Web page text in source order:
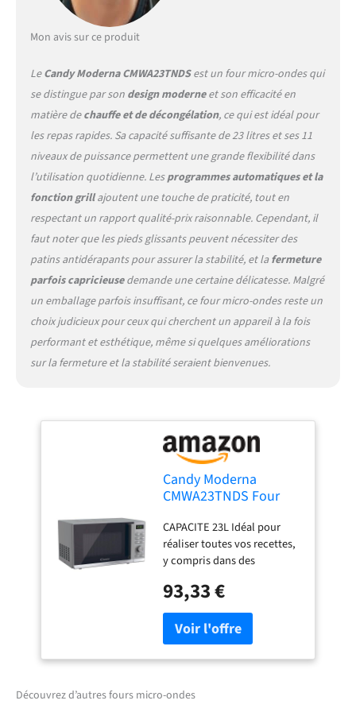
vous permettra de cuire de
plats
Mon avis sur ce produit
LeCandy Moderna CMWA23TNDSest un four micro-ondes qui
se distingue par son design moderneet son efficacité en
matière dechauffe et de décongélation, ce qui est idéal pour
les repas rapides. Sa capacité suffisante de 23 litres et ses 11
niveaux de puissance permettent une grande flexibilité dans
l’utilisation quotidienne. Lesprogrammes automatiques et la
fonction grillajoutent une touche de praticité, tout en
respectant un rapport qualité-prix raisonnable. Cependant, il
faut noter que les pieds glissants peuvent nécessiter des
patins antidérapants pour assurer la stabilité, et lafermeture
parfois capricieusedemande une certaine délicatesse. Malgré
un emballage parfois insuffisant, ce four micro-ondes reste un
choix judicieux pour ceux qui cherchent un appareil à la fois
performant et esthétique, même si quelques améliorations
sur la fermeture et la stabilité seraient bienvenues.
Candy Moderna
CMWA23TNDS Four
Digital, Fonction
Décongélation, 14
Menus Automatiques,
Plateau Tournant en
Verre, 11 Niveaux de
Puissance, Cuisson
Express, Sécurité
Enfant, Argent
CAPACITE 23L Idéal pour
réaliser toutes vos recettes,
y compris dans des
contenance
PROGRAMMATEUR DIGITAL
:Permet une plus grande
précision de puissance et de
temps de cuisson adaptés à
AUTOMATIQUES : Les 14
93,33 €
Découvrez d’autres fours micro-ondes